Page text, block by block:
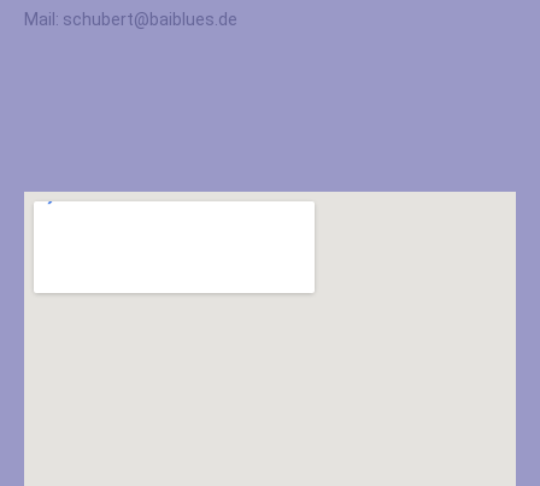
Mail: schubert@baiblues.de